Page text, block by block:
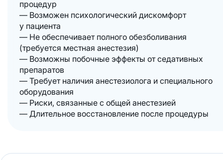
процедур
— Возможен психологический дискомфорт
у пациента
— Не обеспечивает полного обезболивания
(требуется местная анестезия)
— Возможны побочные эффекты от седативных
препаратов
— Требует наличия анестезиолога и специального
оборудования
— Риски, связанные с общей анестезией
— Длительное восстановление после процедуры